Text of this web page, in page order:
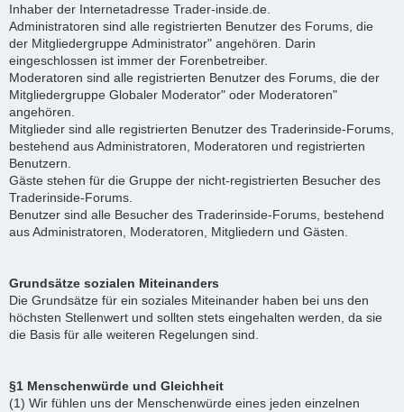
Inhaber der Internetadresse Trader-inside.de.
Administratoren sind alle registrierten Benutzer des Forums, die
der Mitgliedergruppe Administrator" angehören. Darin
eingeschlossen ist immer der Forenbetreiber.
Moderatoren sind alle registrierten Benutzer des Forums, die der
Mitgliedergruppe Globaler Moderator" oder Moderatoren"
angehören.
Mitglieder sind alle registrierten Benutzer des Traderinside-Forums,
bestehend aus Administratoren, Moderatoren und registrierten
Benutzern.
Gäste stehen für die Gruppe der nicht-registrierten Besucher des
Traderinside-Forums.
Benutzer sind alle Besucher des Traderinside-Forums, bestehend
aus Administratoren, Moderatoren, Mitgliedern und Gästen.
Grundsätze sozialen Miteinanders
Die Grundsätze für ein soziales Miteinander haben bei uns den
höchsten Stellenwert und sollten stets eingehalten werden, da sie
die Basis für alle weiteren Regelungen sind.
§1 Menschenwürde und Gleichheit
(1) Wir fühlen uns der Menschenwürde eines jeden einzelnen